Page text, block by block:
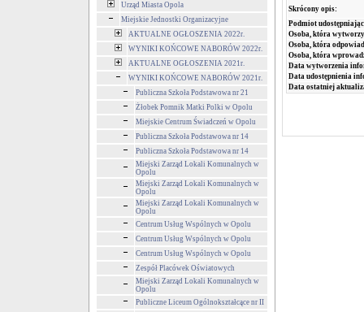
Urząd Miasta Opola
Miejskie Jednostki Organizacyjne
AKTUALNE OGŁOSZENIA 2022r.
WYNIKI KOŃCOWE NABORÓW 2022r.
AKTUALNE OGŁOSZENIA 2021r.
WYNIKI KOŃCOWE NABORÓW 2021r.
Publiczna Szkoła Podstawowa nr 21
Żłobek Pomnik Matki Polki w Opolu
Miejskie Centrum Świadczeń w Opolu
Publiczna Szkoła Podstawowa nr 14
Publiczna Szkoła Podstawowa nr 14
Miejski Zarząd Lokali Komunalnych w
Opolu
Miejski Zarząd Lokali Komunalnych w
Opolu
Miejski Zarząd Lokali Komunalnych w
Opolu
Centrum Usług Wspólnych w Opolu
Centrum Usług Wspólnych w Opolu
Centrum Usług Wspólnych w Opolu
Zespół Placówek Oświatowych
Miejski Zarząd Lokali Komunalnych w
Opolu
Publiczne Liceum Ogólnokształcące nr II
Skrócony opis:
Podmiot
Osoba, która
Osoba, która
Osoba, która
Data wytworzenia
Data udostępnienia
Data ostatniej